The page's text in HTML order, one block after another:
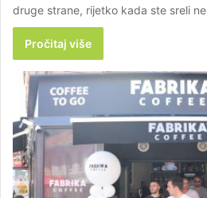
druge strane, rijetko kada ste sreli
Pročitaj više